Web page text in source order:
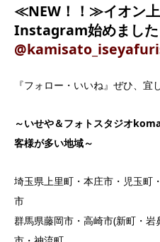
≪NEW！！≫イオン
Instagram始めました
『フォロー・いいね』ぜひ、宜
～いせや＆フォトスタジオ
客様が多い地域～
埼玉県上里町・本庄市・児玉町
市
群馬県藤岡市・高崎市(新町・